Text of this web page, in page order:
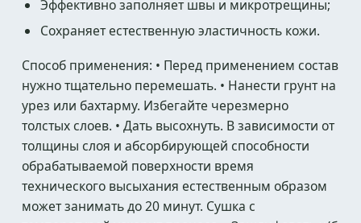
Эффективно заполняет швы и микротрещины;
Сохраняет естественную эластичность кожи.
Способ применения: • Перед применением состав
нужно тщательно перемешать. • Нанести грунт на
урез или бахтарму. Избегайте черезмерно
толстых слоев. • Дать высохнуть. В зависимости от
толщины слоя и абсорбирующей способности
обрабатываемой поверхности время
технического высыхания естественным образом
может занимать до 20 минут. Сушка с